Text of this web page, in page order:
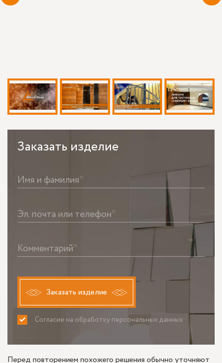
Заказать изделие
Имя и фамилия*
Эл. почта или телефон*
Комментарий*
Заказать изделие
Согласие на обработку персональных данных
ПРИНИМАЮ НЕ ПРИНИМАЮ
Перед повторением похожего решения обычно уточняют